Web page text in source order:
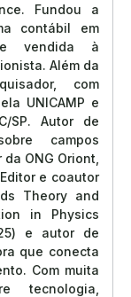
Fundou a
contábil em
vendida à
Além da
com
UNICAMP e
SP. Autor de
campos
ONG Oriont,
e coautor
Theory and
in Physics
e autor de
que conecta
Com muita
tecnologia,